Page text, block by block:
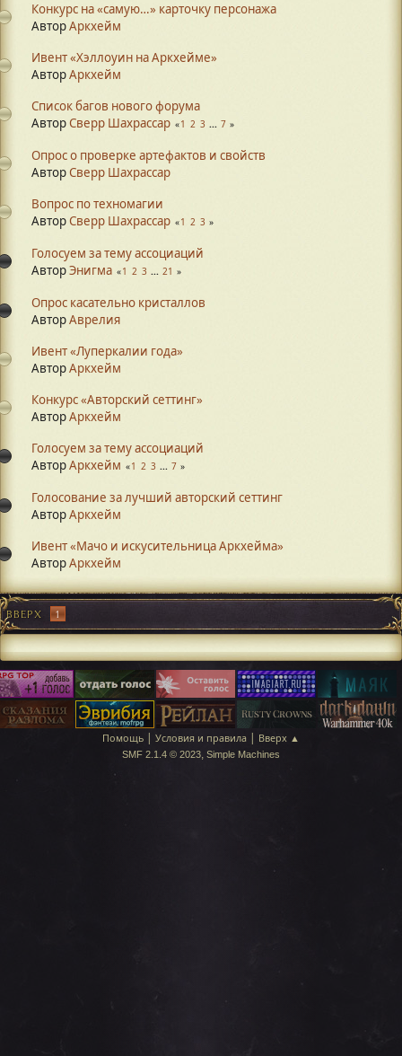
Конкурс на «самую…» карточку персонажа
АвторАркхейм
Ивент «Хэллоуин на Аркхейме»
АвторАркхейм
Список багов нового форума
АвторСверр Шахрассар 1 2 3 ... 7
Опрос о проверке артефактов и свойств
АвторСверр Шахрассар
Вопрос по техномагии
АвторСверр Шахрассар 1 2 3
Голосуем за тему ассоциаций
АвторЭнигма 1 2 3 ... 21
Опрос касательно кристаллов
АвторАврелия
Ивент «Луперкалии года»
АвторАркхейм
Конкурс «Авторский сеттинг»
АвторАркхейм
Голосуем за тему ассоциаций
АвторАркхейм 1 2 3 ... 7
Голосование за лучший авторский сеттинг
АвторАркхейм
Ивент «Мачо и искусительница Аркхейма»
АвторАркхейм
ВВЕРХ 1
Помощь | Условия и правила | Вверх ▲
SMF 2.1.4 © 2023, Simple Machines